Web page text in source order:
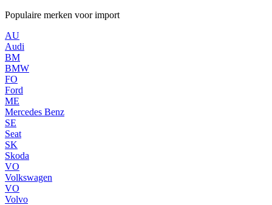
Populaire merken voor import
AU
Audi
BM
BMW
FO
Ford
ME
Mercedes Benz
SE
Seat
SK
Skoda
VO
Volkswagen
VO
Volvo